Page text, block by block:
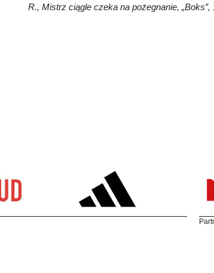
R., Mistrz ciągle czeka na pożegnanie, „Boks”,